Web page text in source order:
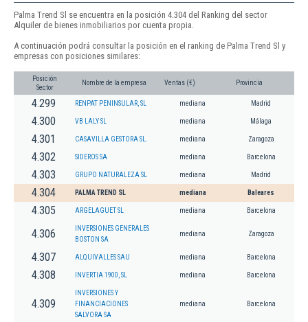
Palma Trend Sl se encuentra en la posición 4.304 del Ranking del sector
Alquiler de bienes inmobiliarios por cuenta propia.
A continuación podrá consultar la posición en el ranking de Palma Trend Sl y
empresas con posiciones similares:
Posición
Sector
Nombre de la empresa Ventas (€) Provincia
4.299 RENPAT PENINSULAR, SL mediana Madrid
4.300 VB LALY SL mediana Málaga
4.301 CASAVILLA GESTORA SL. mediana Zaragoza
4.302 SIDEROS SA mediana Barcelona
4.303 GRUPO NATURALEZA SL mediana Madrid
4.304 PALMA TREND SL mediana Baleares
4.305 ARGELAGUET SL mediana Barcelona
4.306
INVERSIONES GENERALES
BOSTON SA
mediana Zaragoza
4.307 ALQUIVALLES SAU mediana Barcelona
4.308 INVERTIA 1900, SL mediana Barcelona
4.309
INVERSIONES Y
FINANCIACIONES
SALVORA SA
mediana Barcelona